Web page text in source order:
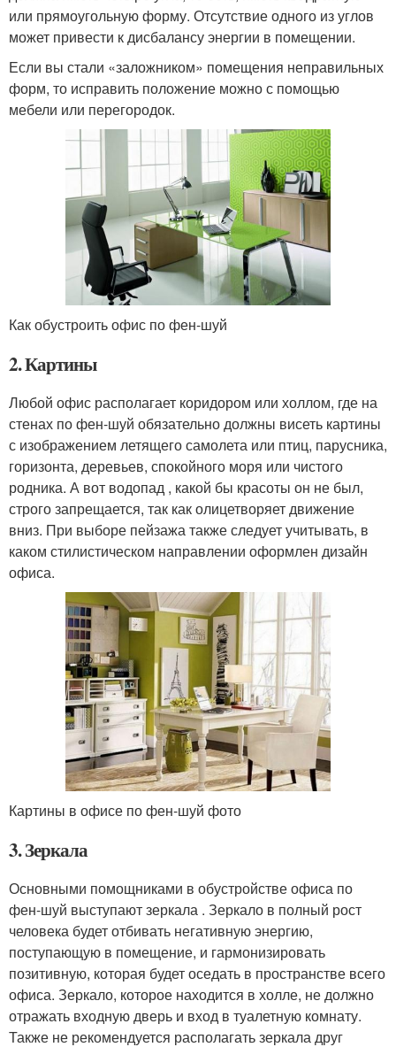
или прямоугольную форму. Отсутствие одного из углов
может привести к дисбалансу энергии в помещении.
Если вы стали «заложником» помещения неправильных
форм, то исправить положение можно с помощью
мебели или перегородок.
Как обустроить офис по фен-шуй
2. Картины
Любой офис располагает коридором или холлом, где на
стенах по фен-шуй обязательно должны висеть картины
с изображением летящего самолета или птиц, парусника,
горизонта, деревьев, спокойного моря или чистого
родника. А вот водопад , какой бы красоты он не был,
строго запрещается, так как олицетворяет движение
вниз. При выборе пейзажа также следует учитывать, в
каком стилистическом направлении оформлен дизайн
офиса.
Картины в офисе по фен-шуй фото
3. Зеркала
Основными помощниками в обустройстве офиса по
фен-шуй выступают зеркала . Зеркало в полный рост
человека будет отбивать негативную энергию,
поступающую в помещение, и гармонизировать
позитивную, которая будет оседать в пространстве всего
офиса. Зеркало, которое находится в холле, не должно
отражать входную дверь и вход в туалетную комнату.
Также не рекомендуется располагать зеркала друг